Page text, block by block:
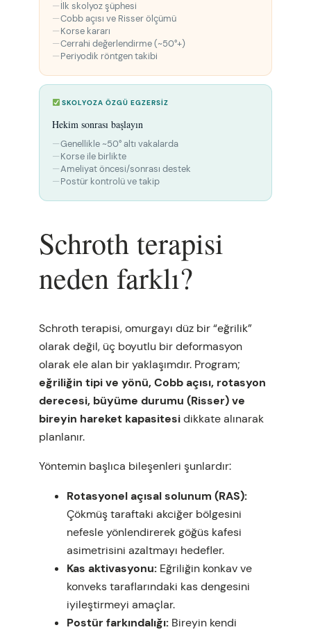
İlk skolyoz şüphesi
Cobb açısı ve Risser ölçümü
Korse kararı
Cerrahi değerlendirme (~50°+)
Periyodik röntgen takibi
SKOLYOZA ÖZGÜ EGZERSIZ
Hekim sonrası başlayın
Genellikle ~50° altı vakalarda
Korse ile birlikte
Ameliyat öncesi/sonrası destek
Postür kontrolü ve takip
Schroth terapisi
neden farklı?
Schroth terapisi, omurgayı düz bir “eğrilik”
olarak değil, üç boyutlu bir deformasyon
olarak ele alan bir yaklaşımdır. Program;
eğriliğin tipi ve yönü, Cobb açısı, rotasyon
derecesi, büyüme durumu (Risser) ve
bireyin hareket kapasitesidikkate alınarak
planlanır.
Yöntemin başlıca bileşenleri şunlardır:
Rotasyonel açısal solunum (RAS):
Çökmüş taraftaki akciğer bölgesini
nefesle yönlendirerek göğüs kafesi
asimetrisini azaltmayı hedefler.
Kas aktivasyonu: Eğriliğin konkav ve
konveks taraflarındaki kas dengesini
iyileştirmeyi amaçlar.
Postür farkındalığı: Bireyin kendi